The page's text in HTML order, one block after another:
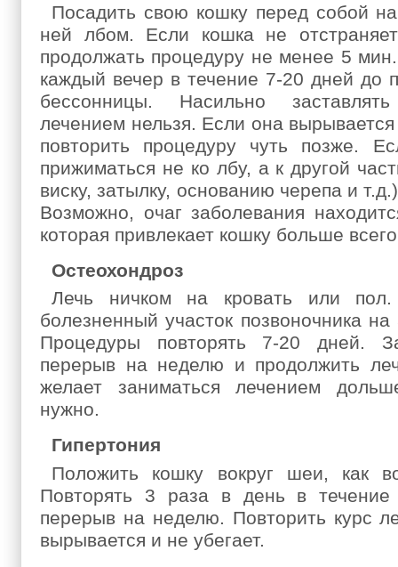
Посадить свою кошку перед собой
ней лбом. Если кошка не
продолжать процедуру не менее 5
каждый вечер в течение 7-20 дней до
бессонницы. Насильно
лечением нельзя. Если она вырывается
повторить процедуру чуть позже.
прижиматься не ко лбу, а к другой
виску, затылку, основанию черепа и
Возможно, очаг заболевания
которая привлекает кошку больше
Остеохондроз
Лечь ничком на кровать или
болезненный участок позвоночника
Процедуры повторять 7-20 дней.
перерыв на неделю и продолжить
желает заниматься лечением
нужно.
Гипертония
Положить кошку вокруг шеи, как
Повторять 3 раза в день в
перерыв на неделю. Повторить курс
вырывается и не убегает.